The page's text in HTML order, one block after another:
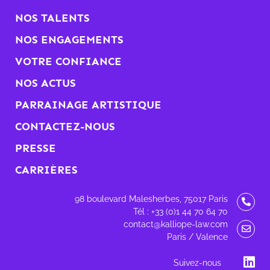
NOS TALENTS
NOS ENGAGEMENTS
VOTRE CONFIANCE
NOS ACTUS
PARRAINAGE ARTISTIQUE
CONTACTEZ-NOUS
PRESSE
CARRIÈRES
98 boulevard Malesherbes, 75017 Paris
Tél : +33 (0)1 44 70 64 70
contact@kalliope-law.com
Paris / Valence
Suivez-nous